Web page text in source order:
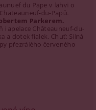
du Pape v lahvi o
du-Papů.
Parkerem.
apelace Châteauneuf-du-
a dotek fialek. Chuť: Silná
přezrálého červeného